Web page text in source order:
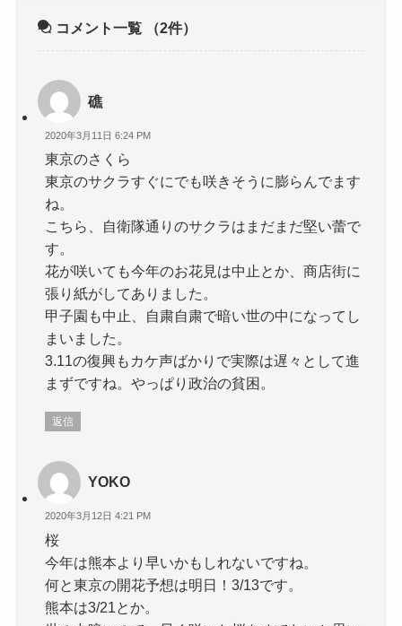
コメント一覧 （2件）
礁
2020年3月11日 6:24 PM
東京のさくら
東京のサクラすぐにでも咲きそうに膨らんでます
ね。
こちら、自衛隊通りのサクラはまだまだ堅い蕾で
す。
花が咲いても今年のお花見は中止とか、商店街に
張り紙がしてありました。
甲子園も中止、自粛自粛で暗い世の中になってし
まいました。
3.11の復興もカケ声ばかりで実際は遅々として進
まずですね。やっぱり政治の貧困。
返信
YOKO
2020年3月12日 4:21 PM
桜
今年は熊本より早いかもしれないですね。
何と東京の開花予想は明日！3/13です。
熊本は3/21とか。